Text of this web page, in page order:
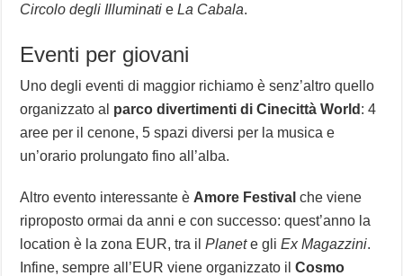
Circolo degli Illuminati eLa Cabala.
Eventi per giovani
Uno degli eventi di maggior richiamo è senz’altro quello
organizzato al parco divertimenti di Cinecittà World : 4
aree per il cenone, 5 spazi diversi per la musica e
un’orario prolungato fino all’alba.
Altro evento interessante è Amore Festival che viene
riproposto ormai da anni e con successo: quest’anno la
location è la zona EUR, tra ilPlanete gliEx Magazzini.
Infine, sempre all’EUR viene organizzato il Cosmo